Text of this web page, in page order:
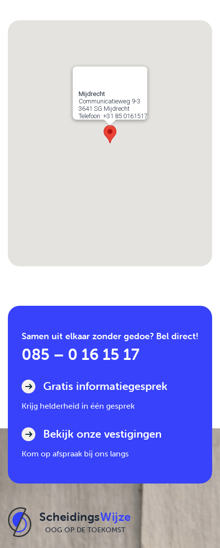
Mijdrecht
Communicatieweg 9-3
3641 SG Mijdrecht
Telefoon: +31 85 0161517
Samen uit elkaar zonder gedoe? Bel direct!
085 – 0 16 15 17
Gratis informatiegesprek
Krijg helderheid in één gesprek
Bekijk onze vestigingen
Kom op afspraak bij ons langs
ScheidingsWijze
OOG OP DE TOEKOMST